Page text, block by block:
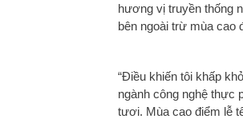
hương vị truyền thống
bên ngoài trừ mùa cao
“Điều khiến tôi khấp
ngành công nghệ thực
tươi. Mùa cao điểm lễ